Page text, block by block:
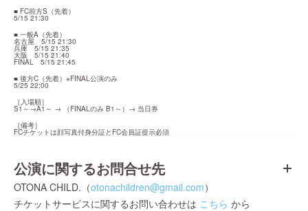
■ FC前方S（先着）
5/15 21:30
■ 一般A（先着）
名古屋　5/15 21:30
兵庫　5/15 21:35
大阪　5/15 21:40
FINAL　5/15 21:45
■ 後方C（先着）※FINAL公演のみ
5/25 22:00
［入場順］
S1～→A1～ → （FINALのみ B1～）→ 当日券
［備考］
FCチケットは顔写真付身分証とFC会員証提示必須
公演に関するお問合せ先
OTONA CHILD.（otonachildren@gmail.com）
チケットサービスに関するお問い合わせは こちら から